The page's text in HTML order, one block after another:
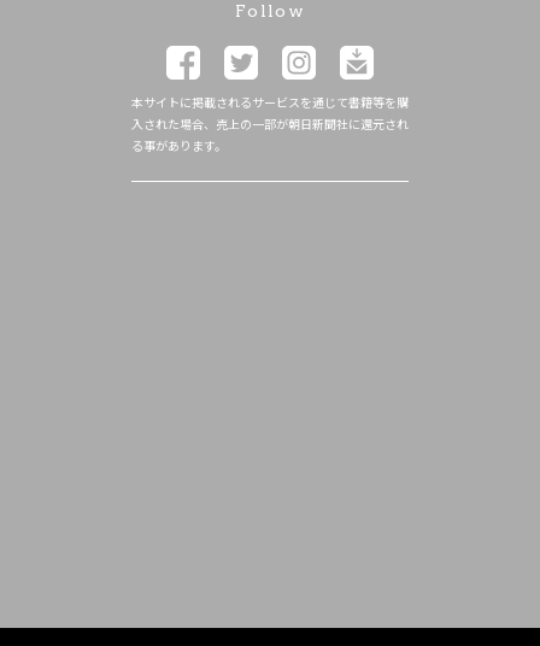
Follow
本サイトに掲載されるサービスを通じて書籍等を購
入された場合、売上の一部が朝日新聞社に還元され
る事があります。